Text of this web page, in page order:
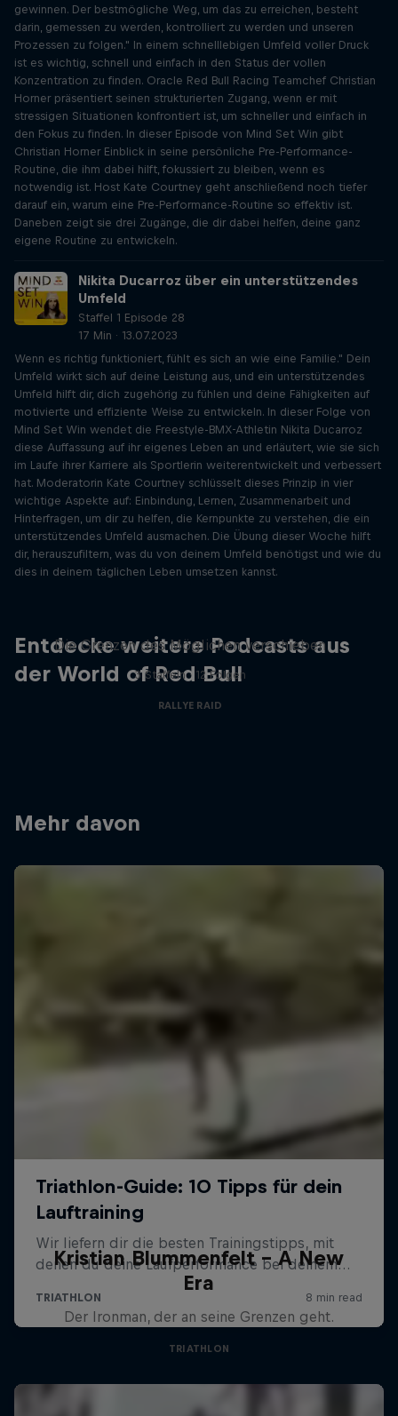
gewinnen. Der bestmögliche Weg, um das zu erreichen, besteht
darin, gemessen zu werden, kontrolliert zu werden und unseren
Prozessen zu folgen." In einem schnelllebigen Umfeld voller Druck
ist es wichtig, schnell und einfach in den Status der vollen
Konzentration zu finden. Oracle Red Bull Racing Teamchef Christian
Horner präsentiert seinen strukturierten Zugang, wenn er mit
stressigen Situationen konfrontiert ist, um schneller und einfach in
den Fokus zu finden. In dieser Episode von Mind Set Win gibt
Christian Horner Einblick in seine persönliche Pre-Performance-
Routine, die ihm dabei hilft, fokussiert zu bleiben, wenn es
notwendig ist. Host Kate Courtney geht anschließend noch tiefer
darauf ein, warum eine Pre-Performance-Routine so effektiv ist.
Daneben zeigt sie drei Zugänge, die dir dabei helfen, deine ganz
eigene Routine zu entwickeln.
Nikita Ducarroz über ein unterstützendes
Umfeld
Staffel 1 Episode 28
17 Min · 13.07.2023
Wenn es richtig funktioniert, fühlt es sich an wie eine Familie." Dein
Umfeld wirkt sich auf deine Leistung aus, und ein unterstützendes
Umfeld hilft dir, dich zugehörig zu fühlen und deine Fähigkeiten auf
motivierte und effiziente Weise zu entwickeln. In dieser Folge von
Mind Set Win wendet die Freestyle-BMX-Athletin Nikita Ducarroz
diese Auffassung auf ihr eigenes Leben an und erläutert, wie sie sich
im Laufe ihrer Karriere als Sportlerin weiterentwickelt und verbessert
hat. Moderatorin Kate Courtney schlüsselt dieses Prinzip in vier
wichtige Aspekte auf: Einbindung, Lernen, Zusammenarbeit und
Hinterfragen, um dir zu helfen, die Kernpunkte zu verstehen, die ein
unterstützendes Umfeld ausmachen. Die Übung dieser Woche hilft
dir, herauszufiltern, was du von deinem Umfeld benötigst und wie du
dies in deinem täglichen Leben umsetzen kannst.
Entdecke weitere Podcasts aus
der World of Red Bull
Die Grenzen des Möglichen verschieben
3 Staffeln · 12 Folgen
RALLYE RAID
Mehr davon
Kristian Blummenfelt – A New
Era
Der Ironman, der an seine Grenzen geht.
TRIATHLON